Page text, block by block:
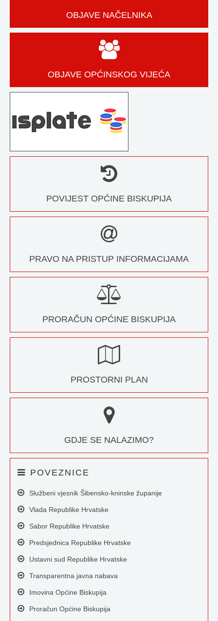
OBJAVE NAČELNIKA
OBJAVE OPĆINSKOG VIJEĆA
POVIJEST OPĆINE BISKUPIJA
PRAVO NA PRISTUP INFORMACIJAMA
PRORAČUN OPĆINE BISKUPIJA
PROSTORNI PLAN
GDJE SE NALAZIMO?
POVEZNICE
Službeni vjesnik Šibensko-kninske županije
Vlada Republike Hrvatske
Sabor Republike Hrvatske
Predsjednica Republike Hrvatske
Ustavni sud Republike Hrvatske
Transparentna javna nabava
Imovina Općine Biskupija
Proračun Općine Biskupija